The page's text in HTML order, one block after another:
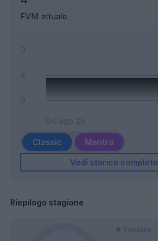
FVM attuale
Classic
Mantra
Vedi storico completo
Riepilogo stagione